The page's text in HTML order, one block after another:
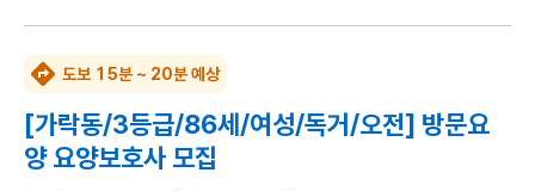
도보 15분 ~ 20분 예상
[가락동/3등급/86세/여성/독거/오전] 방문요
양 요양보호사 모집